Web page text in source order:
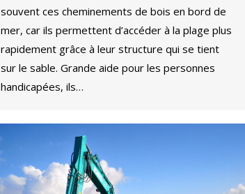
souvent ces cheminements de bois en bord de
mer, car ils permettent d’accéder à la plage plus
rapidement grâce à leur structure qui se tient
sur le sable. Grande aide pour les personnes
handicapées, ils…